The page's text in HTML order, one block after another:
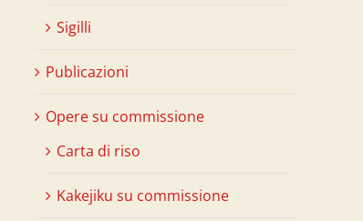
Sigilli
Publicazioni
Opere su commissione
Carta di riso
Kakejiku su commissione